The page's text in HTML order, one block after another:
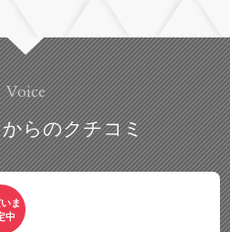
Voice
らのクチコミ
ま
中